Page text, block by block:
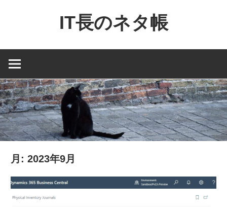
ン
へ
ス
キ
ッ
プ
IT長のネタ帳
NAV
Dynamics365
financial
を
中
に
MS
製
月:2023年9月